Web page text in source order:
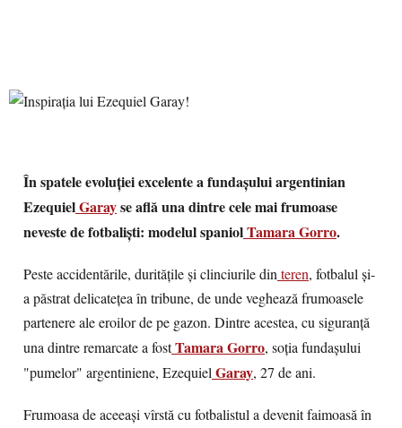
În spatele evoluţiei excelente a fundaşului argentinian
EzequielGarayse află una dintre cele mai frumoase
neveste de fotbalişti: modelul spaniolTamara Gorro.
Peste accidentările, durităţile şi clinciurile dinteren, fotbalul şi-
a păstrat delicateţea în tribune, de unde veghează frumoasele
partenere ale eroilor de pe gazon. Dintre acestea, cu siguranţă
una dintre remarcate a fostTamara Gorro, soţia fundaşului
"pumelor" argentiniene, EzequielGaray, 27 de ani.
Frumoasa de aceeaşi vîrstă cu fotbalistul a devenit faimoasă în